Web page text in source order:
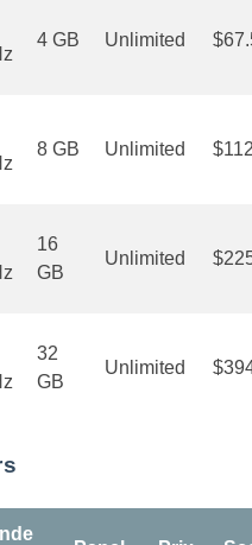
4 GB Unlimited
8 GB Unlimited
16
GB
Unlimited
32
GB
Unlimited